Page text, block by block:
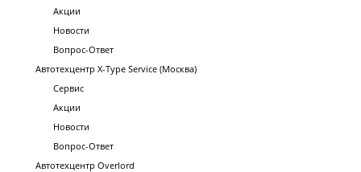
Акции
Новости
Вопрос-Ответ
Автотехцентр X-Type Service (Москва)
Сервис
Акции
Новости
Вопрос-Ответ
Автотехцентр Overlord